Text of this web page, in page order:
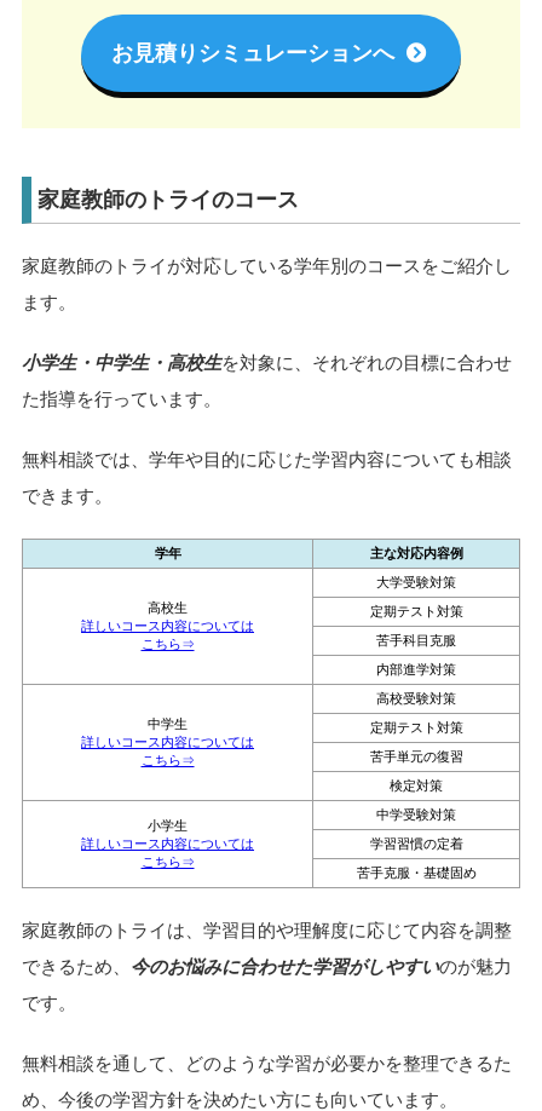
お見積りシミュレーションへ
家庭教師のトライのコース
家庭教師のトライが対応している学年別のコースをご紹介し
ます。
小学生・中学生・高校生を対象に、それぞれの目標に合わせ
た指導を行っています。
無料相談では、学年や目的に応じた学習内容についても相談
できます。
学年 主な対応内容例
高校生
詳しいコース内容については
こちら⇒
大学受験対策
定期テスト対策
苦手科目克服
内部進学対策
中学生
詳しいコース内容については
こちら⇒
高校受験対策
定期テスト対策
苦手単元の復習
検定対策
小学生
詳しいコース内容については
こちら⇒
中学受験対策
学習習慣の定着
苦手克服・基礎固め
家庭教師のトライは、学習目的や理解度に応じて内容を調整
できるため、 今のお悩みに合わせた学習がしやすいのが魅力
です。
無料相談を通して、どのような学習が必要かを整理できるた
め、今後の学習方針を決めたい方にも向いています。